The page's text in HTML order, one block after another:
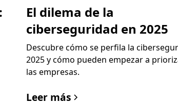
El dilema de la
ciberseguridad en 2025
Descubre cómo se perfila la
2025 y cómo pueden empezar a
las empresas.
Leer más